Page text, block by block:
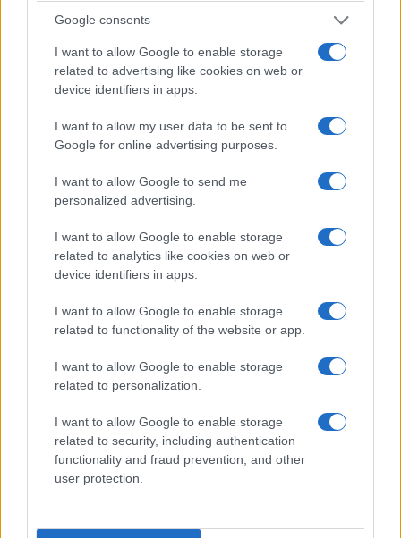
Google consents
I want to allow Google to enable storage
related to advertising like cookies on web or
device identifiers in apps.
I want to allow my user data to be sent to
Google for online advertising purposes.
I want to allow Google to send me
personalized advertising.
I want to allow Google to enable storage
related to analytics like cookies on web or
device identifiers in apps.
I want to allow Google to enable storage
related to functionality of the website or app.
I want to allow Google to enable storage
related to personalization.
I want to allow Google to enable storage
related to security, including authentication
functionality and fraud prevention, and other
user protection.
on American-Islamic Relations (CAIR). Entrambe le
organizzazioni furono nominate “unindicted co-
conspirators” (co-congiurati non incriminati) nel
processo del 2007 contro la Holy Land
Foundation, il più grande caso di finanziamento al
terrorismo nella storia degli Stati Uniti, conclusosi
con la condanna dei leader per aver trasferito
milioni di dollari a Hamas. Jukaku risulta inoltre
PAC che sostiene la campagna senatoria del
genero.